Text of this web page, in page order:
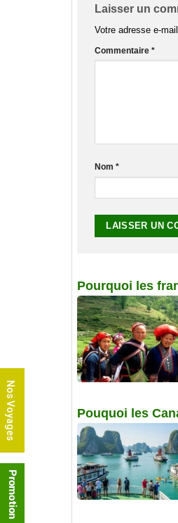
Laisser un
Votre adresse e-
Commentaire *
Nom *
Pourquoi les
Pouquoi les
Nos Voyages